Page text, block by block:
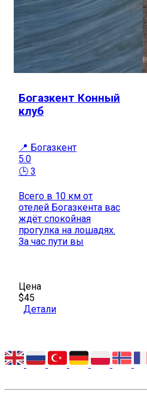
Богазкент Конный
клуб
📍 Богазкент
5.0
🕒 3
Всего в 10 км от
отелей Богазкента вас
ждёт спокойная
прогулка на лошадях.
За час пути вы
Цена
$45
Детали